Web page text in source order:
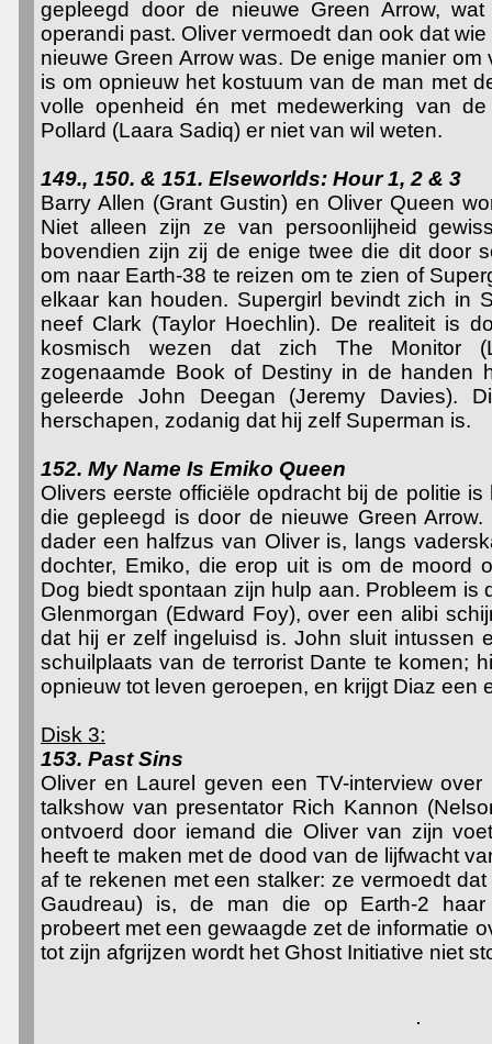
gepleegd door de nieuwe Green Arrow,
operandi past. Oliver vermoedt dan ook dat
nieuwe Green Arrow was. De enige manier
is om opnieuw het kostuum van de man met
volle openheid én met medewerking van de
Pollard (Laara Sadiq) er niet van wil weten.
149., 150. & 151. Elseworlds: Hour 1, 2 & 3
Barry Allen (Grant Gustin) en Oliver Queen
Niet alleen zijn ze van persoonlijheid
bovendien zijn zij de enige twee die dit door
om naar Earth-38 te reizen om te zien of
elkaar kan houden. Supergirl bevindt zich in
neef Clark (Taylor Hoechlin). De realiteit is
kosmisch wezen dat zich The Monitor
zogenaamde Book of Destiny in de handen
geleerde John Deegan (Jeremy Davies).
herschapen, zodanig dat hij zelf Superman is.
152. My Name Is Emiko Queen
Olivers eerste officiële opdracht bij de politie
die gepleegd is door de nieuwe Green
dader een halfzus van Oliver is, langs
dochter, Emiko, die erop uit is om de moord
Dog biedt spontaan zijn hulp aan. Probleem is
Glenmorgan (Edward Foy), over een alibi
dat hij er zelf ingeluisd is. John sluit intussen
schuilplaats van de terrorist Dante te komen;
opnieuw tot leven geroepen, en krijgt Diaz een
Disk 3:
153. Past Sins
Oliver en Laurel geven een TV-interview
talkshow van presentator Rich Kannon
ontvoerd door iemand die Oliver van zijn
heeft te maken met de dood van de lijfwacht
af te rekenen met een stalker: ze vermoedt
Gaudreau) is, de man die op Earth-2
probeert met een gewaagde zet de informatie
tot zijn afgrijzen wordt het Ghost Initiative niet